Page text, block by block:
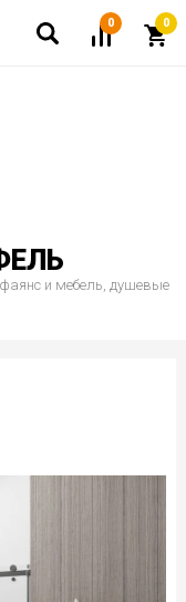
0 0
и мебель, душевые